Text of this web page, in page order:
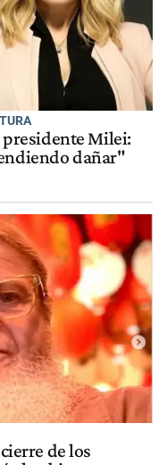
presidente Milei:
dañar"
de los